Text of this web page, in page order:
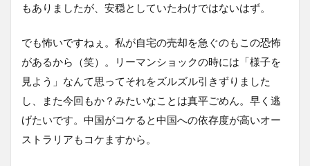
もありましたが、安穏としていたわけではないはず。
でも怖いですねぇ。私が自宅の売却を急ぐのもこの恐怖
があるから（笑）。リーマンショックの時には「様子を
見よう」なんて思ってそれをズルズル引きずりました
し、また今回もか？みたいなことは真平ごめん。早く逃
げたいです。中国がコケると中国への依存度が高いオー
ストラリアもコケますから。